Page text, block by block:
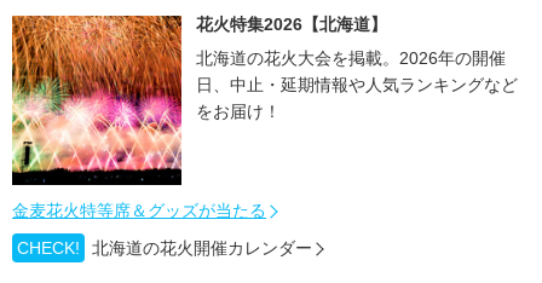
花火特集2026【北海道】
北海道の花火大会を掲載。2026年の開催
日、中止・延期情報や人気ランキングなど
をお届け！
金麦花火特等席＆グッズが当たる
CHECK!
北海道の花火開催カレンダー